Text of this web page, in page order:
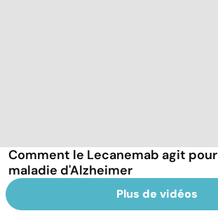
Comment le Lecanemab agit
maladie d'Alzheimer
Plus de vidéos